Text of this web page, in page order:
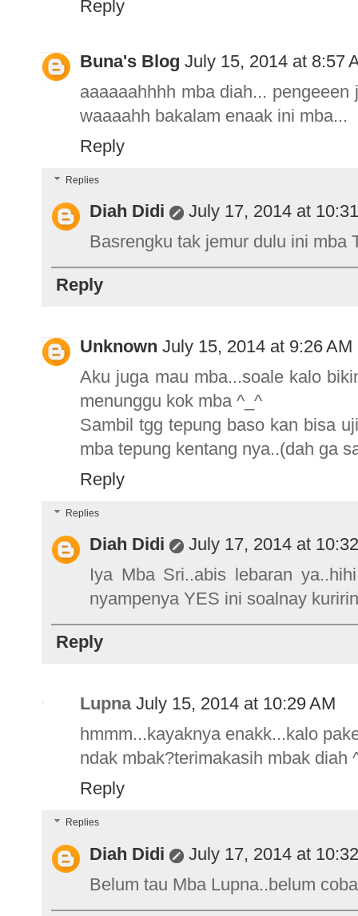
Reply
Buna's Blog July 15, 2014 at 8:57
aaaaaahhhh mba diah...
waaaahh bakalam enaak ini mba...
Reply
Replies
Diah Didi
July 17, 2014 at
Basrengku tak jemur dulu ini mba
Reply
Unknown July 15, 2014 at 9:26 AM
Aku juga mau mba...soale kalo
menunggu kok mba ^_^
Sambil tgg tepung baso kan bisa
mba tepung kentang nya..(dah ga
Reply
Replies
Diah Didi
July 17, 2014 at
Iya Mba Sri..abis lebaran
nyampenya YES ini soalnay
Reply
Lupna July 15, 2014 at 10:29 AM
hmmm...kayaknya enakk...kalo
ndak mbak?terimakasih mbak diah
Reply
Replies
Diah Didi
July 17, 2014 at
Belum tau Mba Lupna..belum